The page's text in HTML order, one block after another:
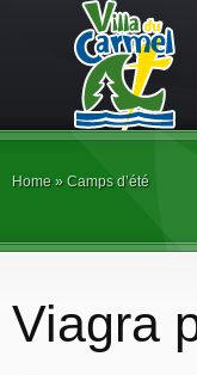
Home » Camps d’été
Viagra